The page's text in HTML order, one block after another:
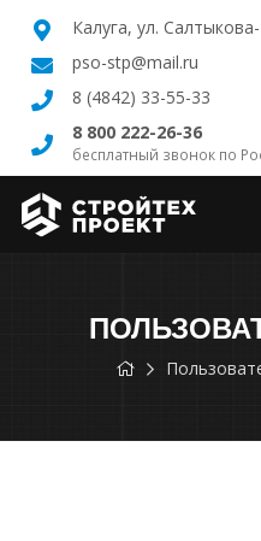
Калуга, ул.
pso-stp@mail.ru
8 (4842) 33-55-33
8 800 222-26-36
бесплатный звонок по